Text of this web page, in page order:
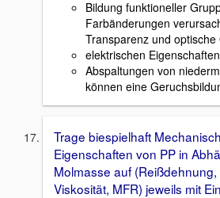
Bildung funktioneller
Farbänderungen
Transparenz und
elektrischen
Abspaltungen von
können eine
Trage biespielhaft
Eigenschaften von PP in
Molmasse auf
Viskosität, MFR) jeweils mit